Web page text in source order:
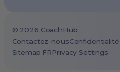
Toronto, Canada
© 2026 CoachHub
Contactez-nousConfidentialité
Sitemap FRPrivacy Settings